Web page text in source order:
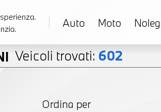
Auto Moto
Veicoli trovati: 602
Ordina per